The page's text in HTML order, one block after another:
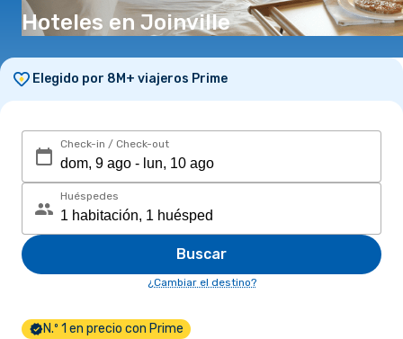
Hoteles en Joinville
Elegido por 8M+ viajeros Prime
Check-in / Check-out
Huéspedes
Buscar
¿Cambiar el destino?
N.º 1 en precio con Prime